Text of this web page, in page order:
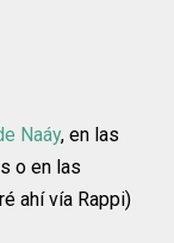
Naáy, en las
o en las
ahí vía Rappi)